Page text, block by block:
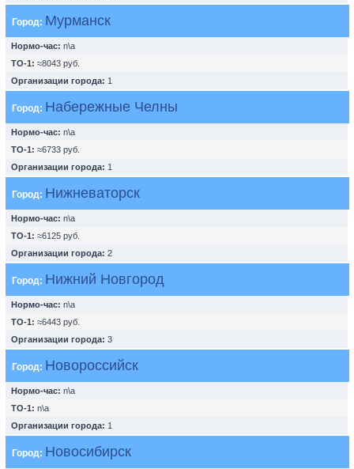
Город: Мурманск
Нормо-час: n\a
ТО-1: ≈8043 руб.
Организации города: 1
Город: Набережные Челны
Нормо-час: n\a
ТО-1: ≈6733 руб.
Организации города: 1
Город: Нижневаторск
Нормо-час: n\a
ТО-1: ≈6125 руб.
Организации города: 2
Город: Нижний Новгород
Нормо-час: n\a
ТО-1: ≈6443 руб.
Организации города: 3
Город: Новороссийск
Нормо-час: n\a
ТО-1: n\a
Организации города: 1
Город: Новосибирск